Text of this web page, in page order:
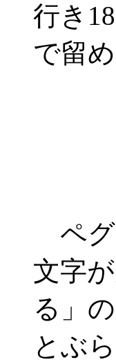
行き
で留
ペグ
文字
る」
とぶ